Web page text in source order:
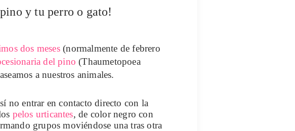
y tu perro o gato!
dos meses(normalmente de febrero
del pino (Thaumetopoea
a nuestros animales.
no entrar en contacto directo con la
pelos urticantes, de color negro con
grupos moviéndose una tras otra